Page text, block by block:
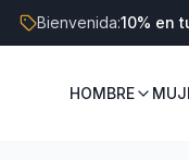
Bienvenida:10% en
HOMBRE